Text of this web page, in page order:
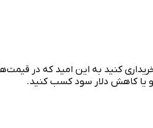
یا کاهش دلار سود کسب کنید.